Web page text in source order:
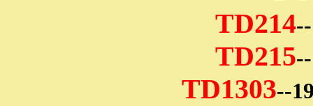
TD214
TD215
TD1303--